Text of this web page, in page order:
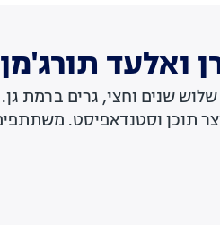
ואלעד תורג'מן